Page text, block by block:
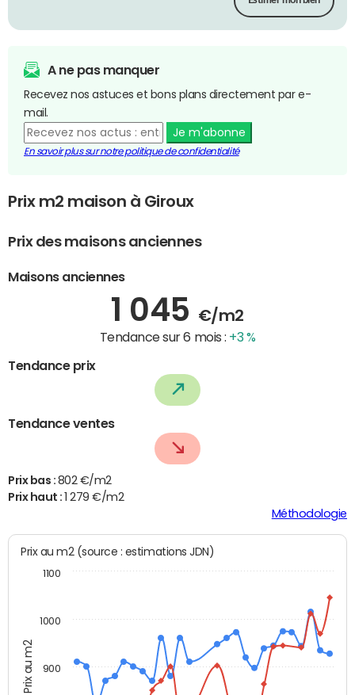
A ne pas manquer
Recevez nos astuces et bons plans directement par e-
mail.
Je m'abonne
En savoir plus sur notre politique de confidentialité
Prix m2 maison à Giroux
Prix des maisons anciennes
Maisons anciennes
1 045 €/m2
Tendance sur 6 mois : +3 %
Tendance prix
Tendance ventes
Prix bas : 802 €/m2
Prix haut :
1 279 €/m2
Méthodologie
Prix au m2
Prix au m2 (source : estimations JDN)
900
1000
1100